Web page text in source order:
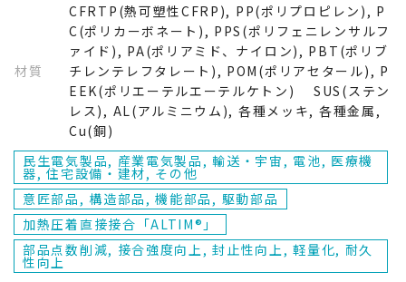
樹脂から探す
CFRTP(熱可塑性CFRP)
材質
CFRTP(熱可塑性CFRP), PP(ポリプロピレン), P
C(ポリカーボネート), PPS(ポリフェニレンサルフ
ァイド), PA(ポリアミド、ナイロン), PBT(ポリブ
チレンテレフタレート), POM(ポリアセタール), P
EEK(ポリエーテルエーテルケトン) SUS(ステン
レス), AL(アルミニウム), 各種メッキ, 各種金属,
Cu(銅)
民生電気製品, 産業電気製品, 輸送・宇宙, 電池, 医療機
器, 住宅設備・建材, その他
意匠部品, 構造部品, 機能部品, 駆動部品
加熱圧着直接接合「ALTIM®」
部品点数削減, 接合強度向上, 封止性向上, 軽量化, 耐久
性向上